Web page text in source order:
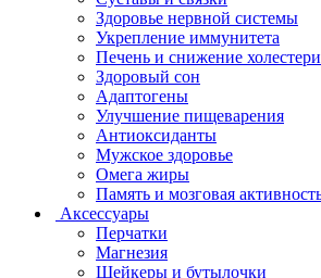
Здоровье нервной системы
Укрепление иммунитета
Печень и снижение
Здоровый сон
Адаптогены
Улучшение пищеварения
Антиоксиданты
Мужское здоровье
Омега жиры
Память и мозговая
Аксессуары
Перчатки
Магнезия
Шейкеры и бутылочки